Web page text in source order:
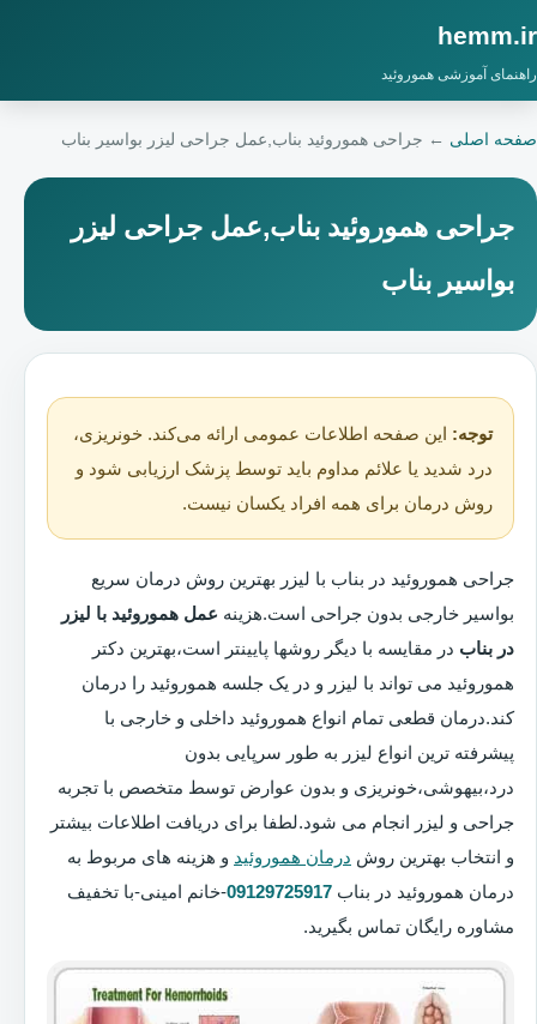
hemm.ir
راهنمای آموزشی هموروئید
صفحه اصلی ← جراحی هموروئید بناب,عمل جراحی لیزر بواسیر بناب
جراحی هموروئید بناب,عمل جراحی لیزر
بواسیر بناب
توجه: این صفحه اطلاعات عمومی ارائه می‌کند. خونریزی،
درد شدید یا علائم مداوم باید توسط پزشک ارزیابی شود و
روش درمان برای همه افراد یکسان نیست.
جراحی هموروئید در بناب با لیزر بهترین روش درمان سریع
بواسیر خارجی بدون جراحی است.هزینه عمل هموروئید با لیزر
در بناب در مقایسه با دیگر روشها پایینتر است،بهترین دکتر
هموروئید می تواند با لیزر و در یک جلسه هموروئید را درمان
کند.درمان قطعی تمام انواع هموروئید داخلی و خارجی با
پیشرفته ترین انواع لیزر به طور سرپایی بدون
درد،بیهوشی،خونریزی و بدون عوارض توسط متخصص با تجربه
جراحی و لیزر انجام می شود.لطفا برای دریافت اطلاعات بیشتر
و انتخاب بهترین روش درمان هموروئید و هزینه های مربوط به
درمان هموروئید در بناب 09129725917-خانم امینی-با تخفیف
مشاوره رایگان تماس بگیرید.